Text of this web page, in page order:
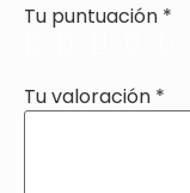
Tu puntuación *
Tu valoración *